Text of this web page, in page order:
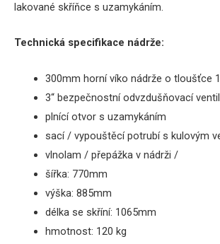
lakované skříňce s uzamykáním.
Technická specifikace nádrže:
300mm horní víko nádrže o tloušťce
3“ bezpečnostní odvzdušňovací ventil
plnící otvor s uzamykáním
sací / vypouštěcí potrubí s kulovým
vlnolam / přepážka v nádrži /
šířka: 770mm
výška: 885mm
délka se skříní: 1065mm
hmotnost: 120 kg